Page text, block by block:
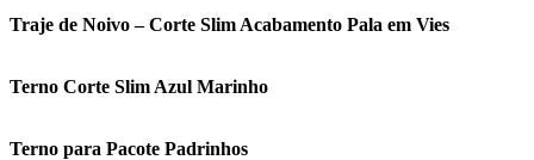
Traje de Noivo – Corte Slim Acabamento Pala em Vies
Terno Corte Slim Azul Marinho
Terno para Pacote Padrinhos